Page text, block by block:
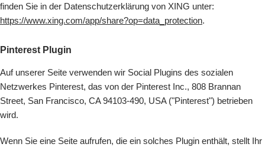
finden Sie in der Datenschutzerklärung von XING unter:
https://www.xing.com/app/share?op=data_protection.
Pinterest Plugin
Auf unserer Seite verwenden wir Social Plugins des sozialen
Netzwerkes Pinterest, das von der Pinterest Inc., 808 Brannan
Street, San Francisco, CA 94103-490, USA ("Pinterest") betrieben
wird.
Wenn Sie eine Seite aufrufen, die ein solches Plugin enthält, stellt Ihr